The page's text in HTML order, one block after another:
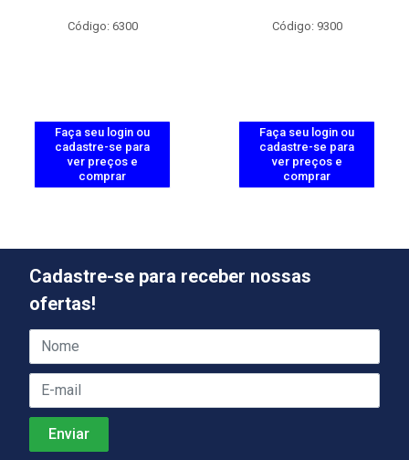
Código: 6300
Faça seu login ou
cadastre-se para
ver preços e
comprar
Código: 9300
Faça seu login ou
cadastre-se para
ver preços e
comprar
Cadastre-se para receber nossas
ofertas!